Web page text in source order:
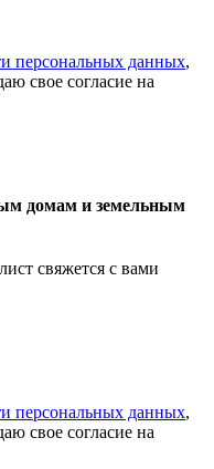
персональных данных,
свое согласие на
домам и земельным
свяжется с вами
персональных данных,
свое согласие на